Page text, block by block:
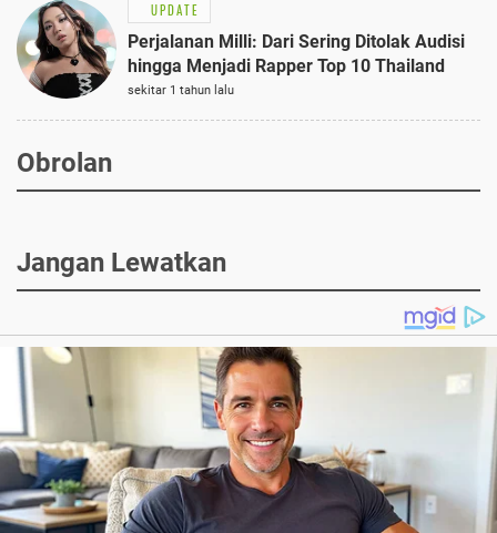
UPDATE
Perjalanan Milli: Dari Sering Ditolak Audisi
hingga Menjadi Rapper Top 10 Thailand
sekitar 1 tahun lalu
Obrolan
Jangan Lewatkan